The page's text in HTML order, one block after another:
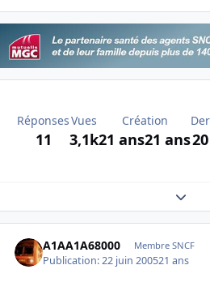
Réponses
11
Vues
3,1k
Création
21 ans21 ans
A1AA1A68000 Membre SNCF
Publication:22 juin 200521 ans